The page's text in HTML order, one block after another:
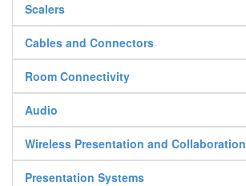
Scalers
Cables and Connectors
Room Connectivity
Audio
Wireless Presentation and Collaboration
Presentation Systems